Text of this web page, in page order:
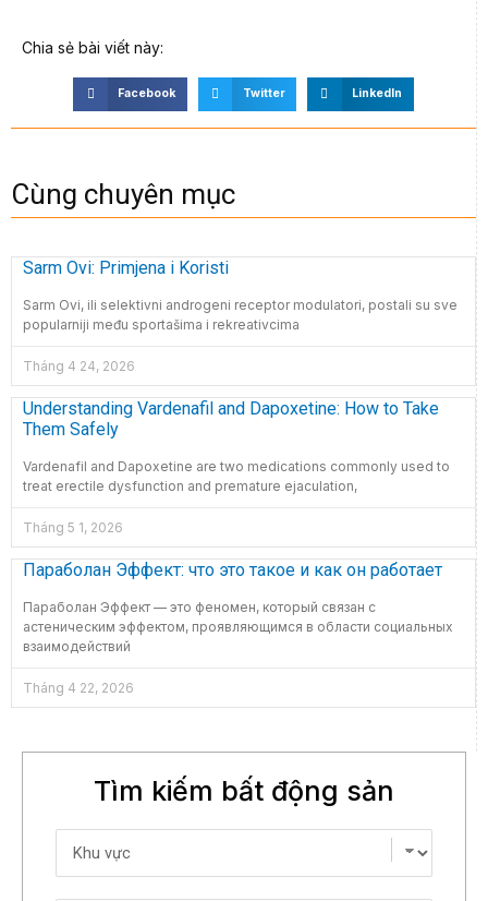
Chia sẻ bài viết này:
Facebook Twitter LinkedIn
Cùng chuyên mục
Sarm Ovi: Primjena i Koristi
Sarm Ovi, ili selektivni androgeni receptor modulatori, postali su sve
popularniji među sportašima i rekreativcima
Tháng 4 24, 2026
Understanding Vardenafil and Dapoxetine: How to Take
Them Safely
Vardenafil and Dapoxetine are two medications commonly used to
treat erectile dysfunction and premature ejaculation,
Tháng 5 1, 2026
Параболан Эффект: что это такое и как он работает
Параболан Эффект — это феномен, который связан с
астеническим эффектом, проявляющимся в области социальных
взаимодействий
Tháng 4 22, 2026
Tìm kiếm bất động sản